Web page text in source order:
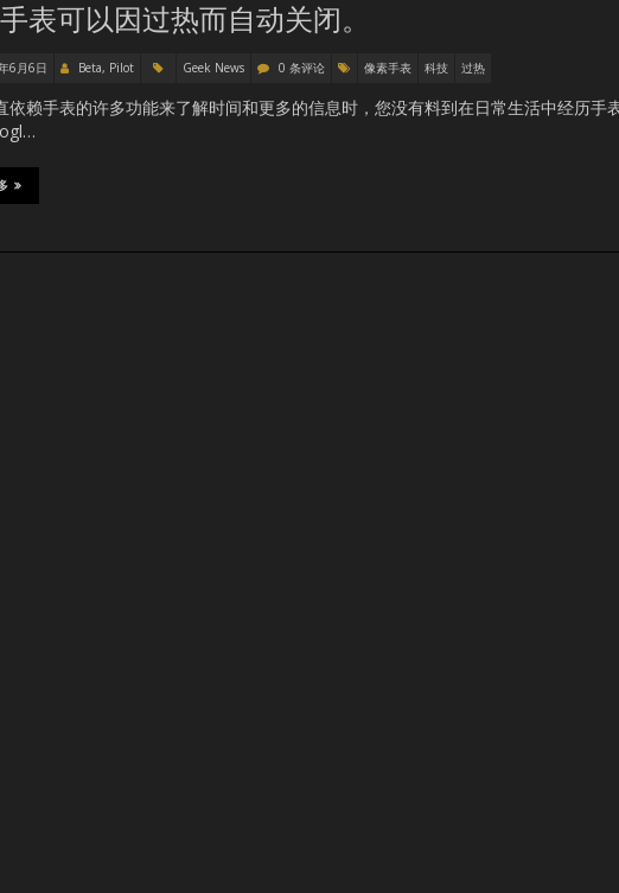
表可以因过热而自动关闭。
6月6日 Beta, Pilot Geek News 0 条评论 像素手表 科技 过热
依赖手表的许多功能来了解时间和更多的信息时，您没有料到在日常生活中经历手